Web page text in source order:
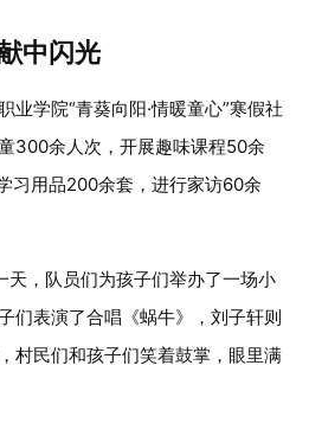
中闪光
业学院“青葵向阳·情暖童心”寒假社
300余人次，开展趣味课程50余
习用品200余套，进行家访60余
天，队员们为孩子们举办了一场小
们表演了合唱《蜗牛》，刘子轩则
村民们和孩子们笑着鼓掌，眼里满